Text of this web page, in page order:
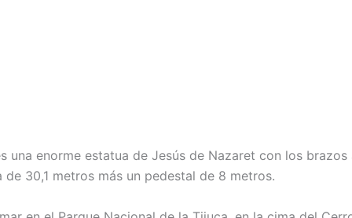
una enorme estatua de Jesús de Nazaret con los
30,1 metros más un pedestal de 8 metros.